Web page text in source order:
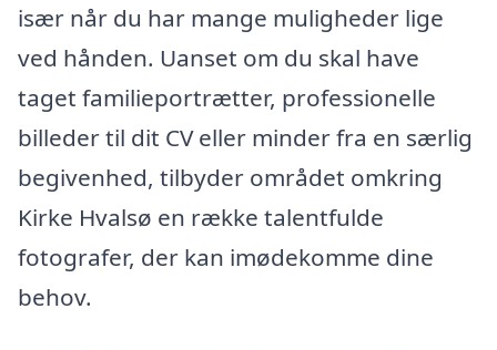
især når du har mange muligheder lige
ved hånden. Uanset om du skal have
taget familieportrætter, professionelle
billeder til dit CV eller minder fra en særlig
begivenhed, tilbyder området omkring
Kirke Hvalsø en række talentfulde
fotografer, der kan imødekomme dine
behov.